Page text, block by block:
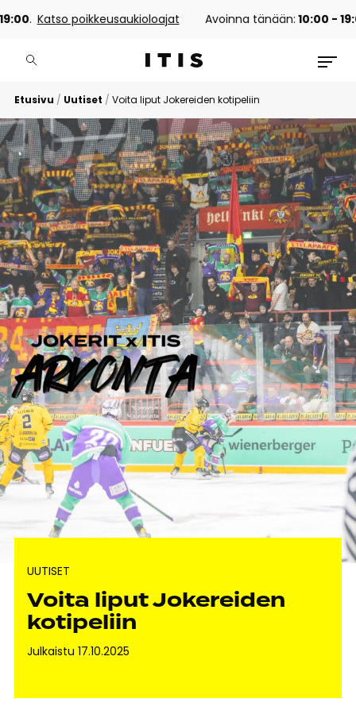
. Katso poikkeusaukioloajat Avoinna tänään:10:00 - 19:00.
Etusivu / Uutiset / Voita liput Jokereiden kotipeliin
Voita liput Jokereiden
kotipeliin
UUTISET
Julkaistu 17.10.2025